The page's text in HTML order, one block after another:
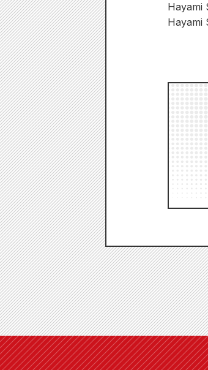
Hayami
Hayami